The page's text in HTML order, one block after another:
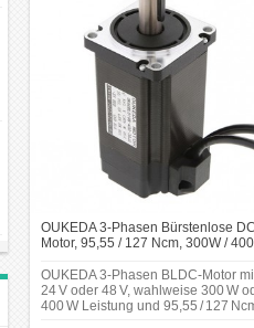
OUKEDA 3-Phasen Bürstenlose
Motor, 95,55 / 127 Ncm, 300W /
OUKEDA 3-Phasen BLDC-Motor
24 V oder 48 V, wahlweise 300 W
400 W Leistung und 95,55 / 127